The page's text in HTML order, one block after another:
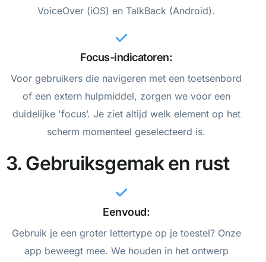
VoiceOver (iOS) en TalkBack (Android).
Focus-indicatoren:
Voor gebruikers die navigeren met een toetsenbord
of een extern hulpmiddel, zorgen we voor een
duidelijke 'focus’. Je ziet altijd welk element op het
scherm momenteel geselecteerd is.
3. Gebruiksgemak en rust
Eenvoud:
Gebruik je een groter lettertype op je toestel? Onze
app beweegt mee. We houden in het ontwerp